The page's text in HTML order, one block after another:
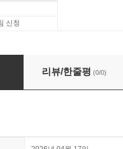
신청
Sings America (CD)
리뷰/한줄평 (0/0)